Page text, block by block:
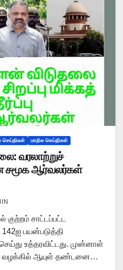
செய்திகள் மாநில செய்திகள்
வரலாற்றுச்
சமூக ஆர்வலர்கள்
சாட்டப்பட்ட
142ஐ பயன்படுத்தி
உத்தரவிட்டது. முன்னாள்
வழக்கில் ஆயுள் தண்டனை…